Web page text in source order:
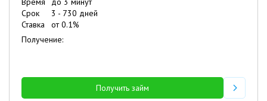
Срок
3 - 730 дней
Ставка
от0.1%
Получение:
Получить займ